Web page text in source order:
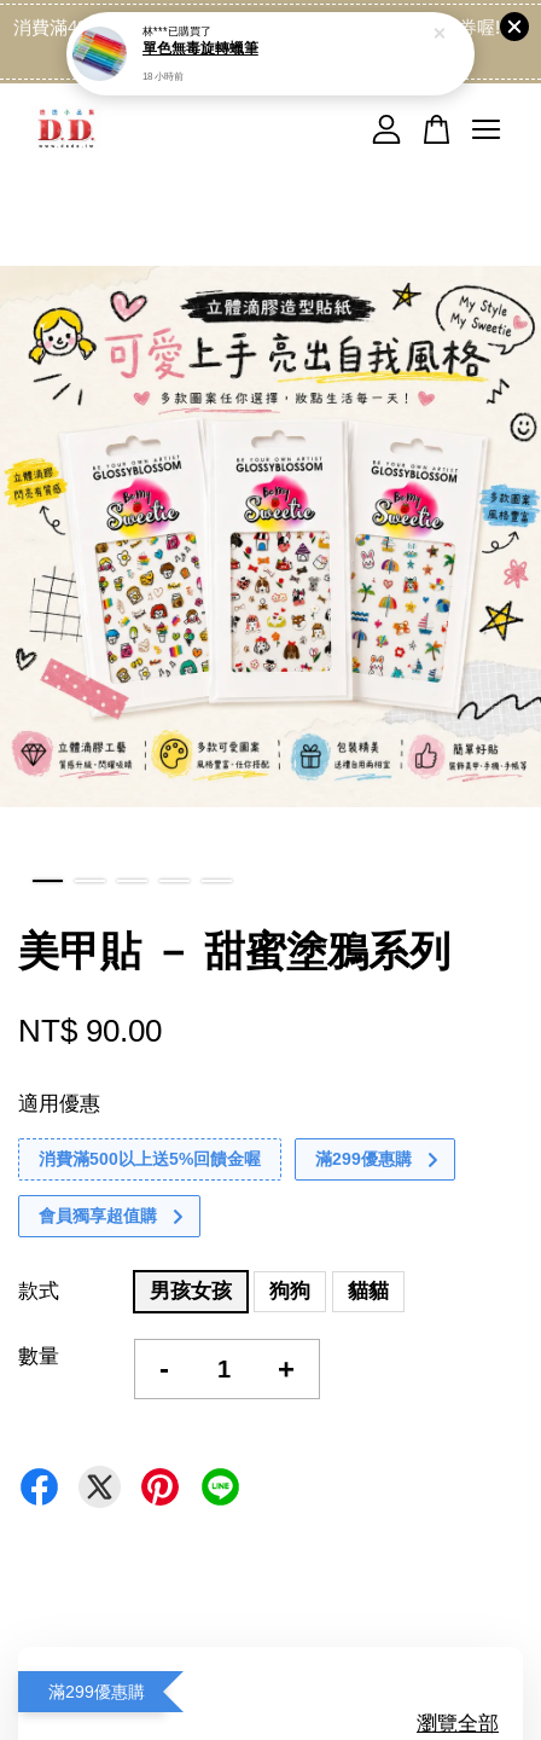
消費滿499免運喔, 記得加LINE:@dede168 領取專屬折扣券喔!
點我
美甲貼 － 甜蜜塗鴉系列
NT$ 90.00
適用優惠
消費滿500以上送5%回饋金喔 滿299優惠購
會員獨享超值購
款式 男孩女孩 狗狗 貓貓
數量 - +
滿299優惠購
瀏覽全部
您的購物車目前還是空的。